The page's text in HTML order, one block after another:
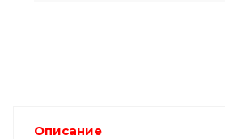
Описание